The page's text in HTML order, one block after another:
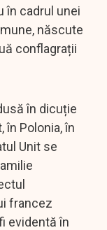
în cadrul unei
născute
conflagrații
în dicuție
în Polonia, în
Unit se
francez
evidentă în